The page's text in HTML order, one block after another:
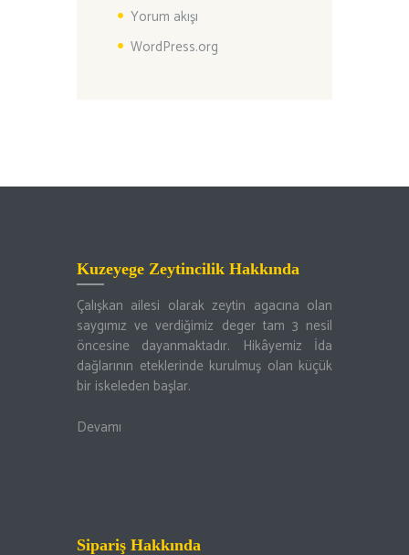
Yorum akışı
WordPress.org
Kuzeyege Zeytincilik Hakkında
Çalışkan ailesi olarak zeytin agacına olan
saygımız ve verdiğimiz deger tam 3 nesil
öncesine dayanmaktadır. Hikâyemiz İda
dağlarının eteklerinde kurulmuş olan küçük
bir iskeleden başlar.
Devamı
Sipariş Hakkında